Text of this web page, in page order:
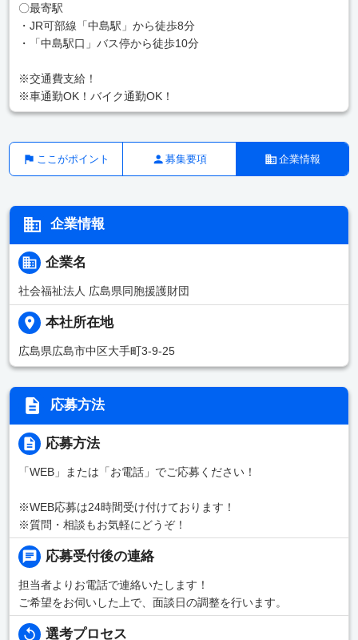
〇最寄駅
・JR可部線「中島駅」から徒歩8分
・「中島駅口」バス停から徒歩10分
※交通費支給！
※車通勤OK！バイク通勤OK！
ここがポイント 募集要項 企業情報
企業情報
企業名
社会福祉法人 広島県同胞援護財団
本社所在地
広島県広島市中区大手町3-9-25
応募方法
応募方法
「WEB」または「お電話」でご応募ください！
※WEB応募は24時間受け付けております！
※質問・相談もお気軽にどうぞ！
応募受付後の連絡
担当者よりお電話で連絡いたします！
ご希望をお伺いした上で、面談日の調整を行います。
選考プロセス